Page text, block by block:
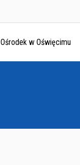
Ośrodek w Oświęcimu